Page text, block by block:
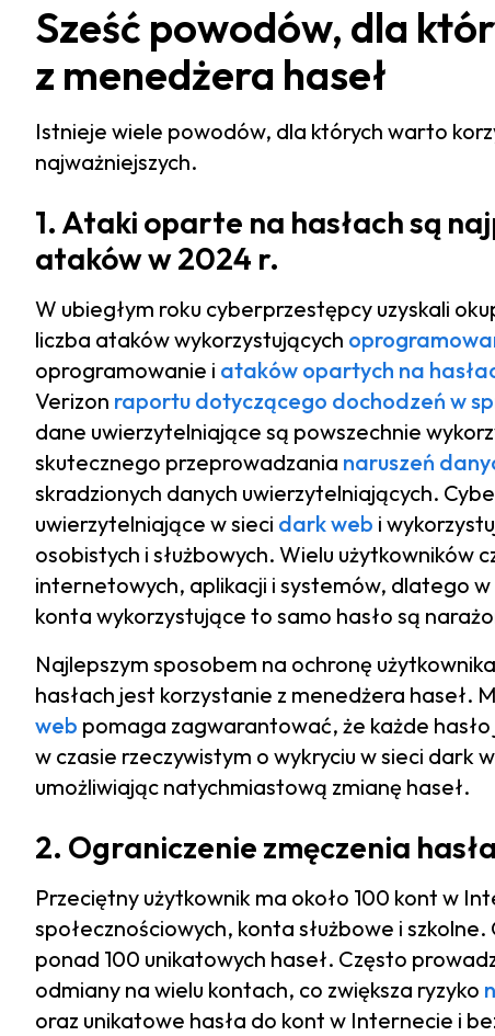
Sześć powodów, dla
z menedżera haseł
Istnieje wiele powodów, dla których warto
najważniejszych.
1. Ataki oparte na hasłach są
ataków w 2024 r.
W ubiegłym roku cyberprzestępcy uzyskali
liczba ataków wykorzystujących
oprogramowanie i ataków opartych na
Verizon raportu dotyczącego dochodzeń w
dane uwierzytelniające są powszechnie
skutecznego przeprowadzania naruszeń
skradzionych danych uwierzytelniających.
uwierzytelniające w sieci dark web i
osobistych i służbowych. Wielu użytkowników
internetowych, aplikacji i systemów, dlatego
konta wykorzystujące to samo hasło są
Najlepszym sposobem na ochronę
hasłach jest korzystanie z menedżera haseł.
web pomaga zagwarantować, że każde
w czasie rzeczywistym o wykryciu w sieci dark
umożliwiając natychmiastową zmianę haseł.
2. Ograniczenie zmęczenia
Przeciętny użytkownik ma około 100 kont w
społecznościowych, konta służbowe i
ponad 100 unikatowych haseł. Często
odmiany na wielu kontach, co zwiększa ryzyko
oraz unikatowe hasła do kont w Internecie i